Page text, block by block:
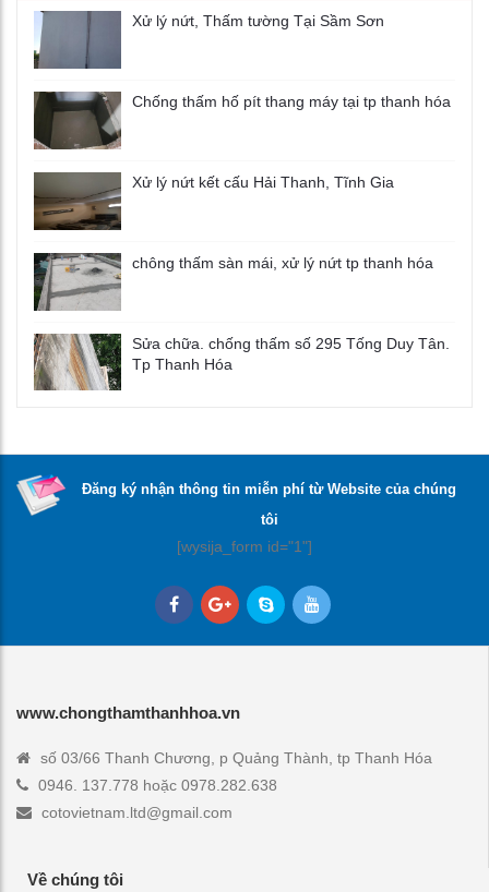
Xử lý nứt, Thấm tường Tại Sầm Sơn
Chống thấm hố pít thang máy tại tp thanh hóa
Xử lý nứt kết cấu Hải Thanh, Tĩnh Gia
chông thấm sàn mái, xử lý nứt tp thanh hóa
Sửa chữa. chống thấm số 295 Tống Duy Tân.
Tp Thanh Hóa
Đăng ký nhận thông tin miễn phí từ Website của chúng
tôi
[wysija_form id="1"]
www.chongthamthanhhoa.vn
số 03/66 Thanh Chương, p Quảng Thành, tp Thanh Hóa
0946. 137.778 hoặc 0978.282.638
cotovietnam.ltd@gmail.com
Về chúng tôi